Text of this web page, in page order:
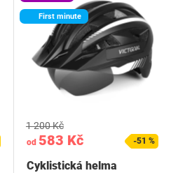
First minute
od 583 Kč
1 200 Kč
-51 %
Cyklistická helma